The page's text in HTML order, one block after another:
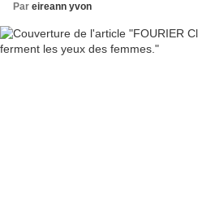
Par eireann yvon